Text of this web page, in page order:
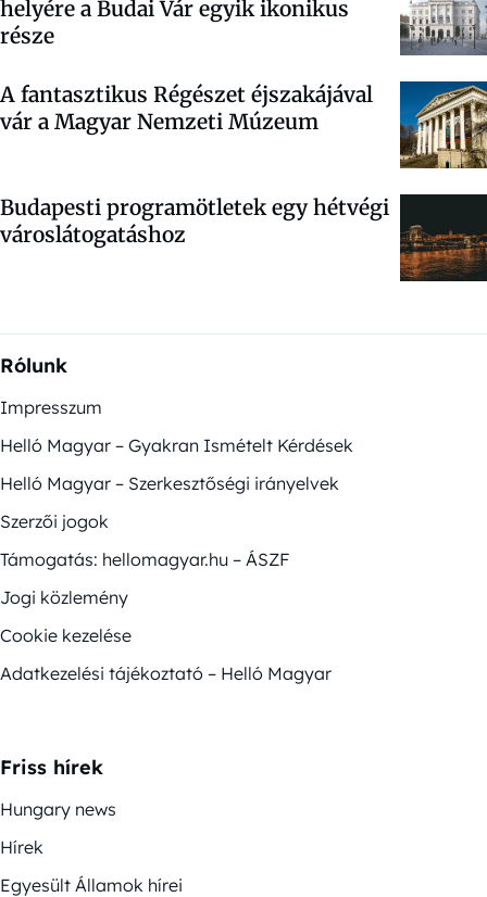
helyére a Budai Vár egyik ikonikus
része
A fantasztikus Régészet éjszakájával
vár a Magyar Nemzeti Múzeum
Budapesti programötletek egy hétvégi
városlátogatáshoz
Rólunk
Impresszum
Helló Magyar – Gyakran Ismételt Kérdések
Helló Magyar – Szerkesztőségi irányelvek
Szerzői jogok
Támogatás: hellomagyar.hu – ÁSZF
Jogi közlemény
Cookie kezelése
Adatkezelési tájékoztató – Helló Magyar
Friss hírek
Hungary news
Hírek
Egyesült Államok hírei